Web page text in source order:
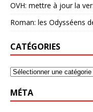
OVH: mettre à jour la
Roman: les Odysséens
CATÉGORIES
MÉTA